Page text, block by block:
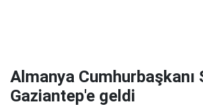
Almanya Cumhurbaşkanı
Gaziantep'e geldi